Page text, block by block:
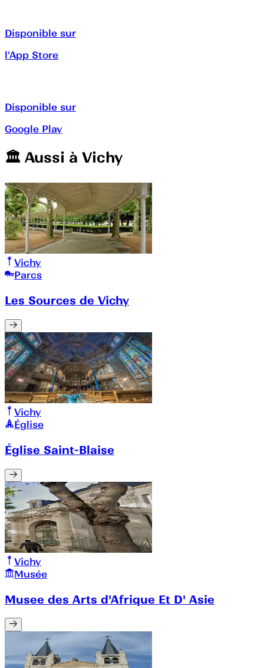
Disponible sur
l'App Store
Disponible sur
Google Play
🏛️️ Aussi à Vichy
Vichy
Parcs
Les Sources de Vichy
Vichy
Église
Église Saint-Blaise
Vichy
Musée
Musee des Arts d'Afrique Et D' Asie